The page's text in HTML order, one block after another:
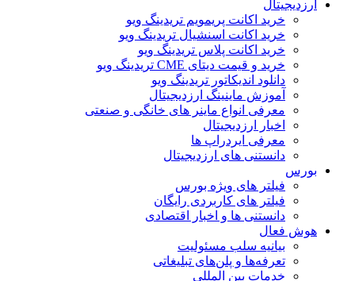
ارزدیجیتال
خرید اکانت پریمویم تریدینگ ویو
خرید اکانت اسنشیال تریدینگ ویو
خرید اکانت پلاس تریدینگ ویو
خرید و قیمت دیتای CME تریدینگ ویو
دانلود اندیکاتور تریدینگ ویو
آموزش ماینینگ ارزدیجیتال
معرفی انواع ماینر های خانگی و صنعتی
اخبار ارزدیجیتال
معرفی ایردراپ ها
دانستنی های ارزدیجیتال
بورس
فیلتر های ویژه بورس
فیلتر های کاربردی رایگان
دانستنی ها و اخبار اقتصادی
هوش فعال
بیانیه سلب مسئولیت
تعرفه‌ها و پلن‌های تبلیغاتی
خدمات بین المللی